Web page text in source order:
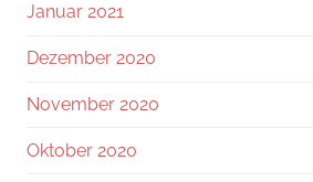
Januar 2021
Dezember 2020
November 2020
Oktober 2020